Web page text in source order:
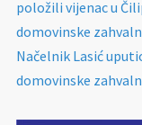
položili vijenac u
domovinske
Načelnik Lasić
domovinske